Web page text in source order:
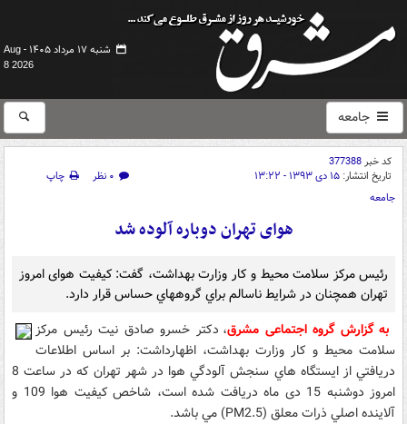
شنبه ۱۷ مرداد ۱۴۰۵ -
Aug
8 2026
جامعه
کد خبر377388
تاریخ انتشار: ۱۵ دی ۱۳۹۳ - ۱۳:۲۲ ۰ نظر
چاپ
جامعه
هوای تهران دوباره آلوده شد
رئیس مرکز سلامت محیط و کار وزارت بهداشت، گفت: كيفيت هوای امروز
تهران همچنان در شرايط ناسالم براي گروههاي حساس قرار دارد.
به گزارش گروه اجتماعی مشرق، دکتر خسرو صادق نیت رئیس مرکز
سلامت محیط و کار وزارت بهداشت، اظهارداشت: بر اساس اطلاعات
دريافتي از ايستگاه هاي سنجش آلودگي هوا در شهر تهران كه در ساعت 8
امروز دوشنبه 15 دی ماه دريافت شده است، شاخص كيفيت هوا 109 و
آلاينده اصلي ذرات معلق (PM2.5) مي باشد.